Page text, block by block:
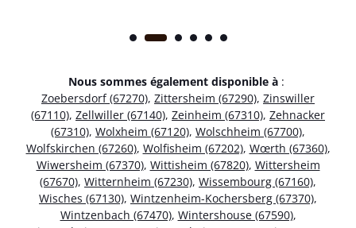
Nous sommes également disponible à :
Zoebersdorf (67270), Zittersheim (67290), Zinswiller
(67110), Zellwiller (67140), Zeinheim (67310), Zehnacker
(67310), Wolxheim (67120), Wolschheim (67700),
Wolfskirchen (67260), Wolfisheim (67202), Wœrth (67360),
Wiwersheim (67370), Wittisheim (67820), Wittersheim
(67670), Witternheim (67230), Wissembourg (67160),
Wisches (67130), Wintzenheim-Kochersberg (67370),
Wintzenbach (67470), Wintershouse (67590),